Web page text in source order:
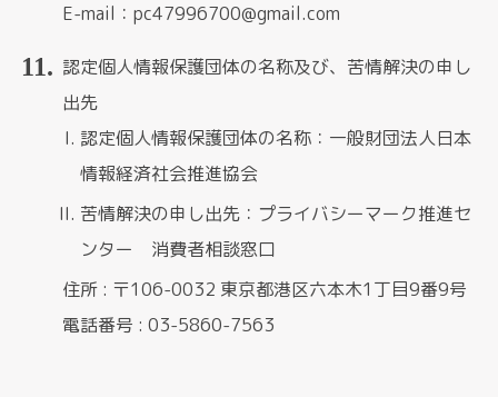
E-mail：pc47996700@gmail.com
認定個人情報保護団体の名称及び、苦情解決の申し
出先
認定個人情報保護団体の名称：一般財団法人日本
情報経済社会推進協会
苦情解決の申し出先：プライバシーマーク推進セ
ンター 消費者相談窓口
住所 : 〒106-0032 東京都港区六本木1丁目9番9号
電話番号 : 03-5860-7563